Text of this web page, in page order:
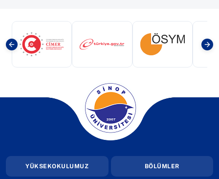
(yeni sekmede açılır)(yeni sekmede açılır)(yeni sekmede
(yeni sekmede açılır)
YÜKSEKOKULUMUZ BÖLÜMLER